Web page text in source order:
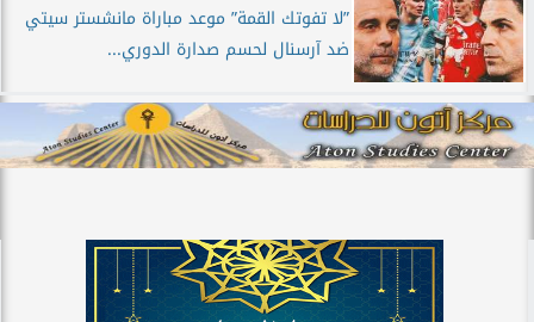
”لا تفوتك القمة” موعد مباراة مانشستر سيتي
ضد آرسنال لحسم صدارة الدوري...